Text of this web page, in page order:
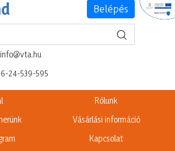
info@vta.hu
24-539-595
Belépés
Rólunk
Vásárlási információ
Kapcsolat
Legnépszerűbb termékeink